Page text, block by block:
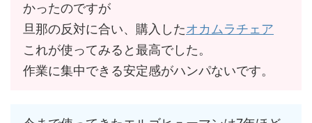
かったのですが
旦那の反対に合い、購入したオカムラチェア
これが使ってみると最高でした。
作業に集中できる安定感がハンパないです。